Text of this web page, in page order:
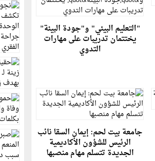
"التعليم البيئي" و"جودة البيئة"
يختتمان تدريبات على مهارات
التدوي
جامعة بيت لحم: إيمان السقا نائب
الرئيس للشؤون الأكاديمية
الجديدة تتسلم مهام منصبها